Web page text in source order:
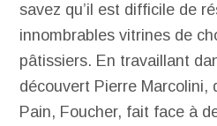
savez qu’il est difficile de
innombrables vitrines de
pâtissiers. En travaillant
découvert Pierre Marcolini,
Pain, Foucher, fait face à